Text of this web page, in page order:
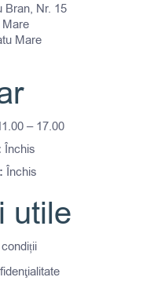
Bran, Nr. 15
Mare
Mare
– 17.00
Închis
Închis
utile